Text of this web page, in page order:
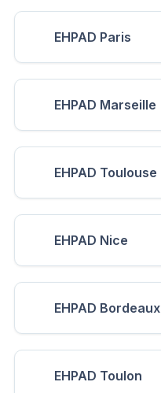
EHPAD Paris
EHPAD Marseille
EHPAD Toulouse
EHPAD Nice
EHPAD Bordeaux
EHPAD Toulon